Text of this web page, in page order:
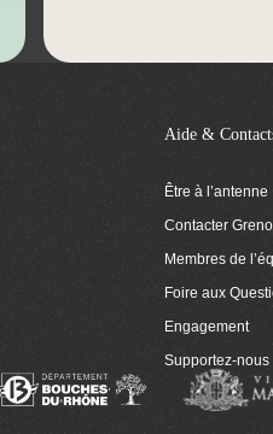
Aide &
Être à l’antenne
Contacter
Membres de
Foire aux
Engagement
Supportez-nous